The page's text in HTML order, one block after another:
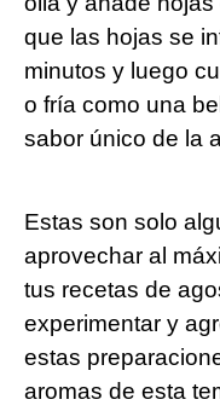
que las hojas se
minutos y luego
o fría como una
sabor único de la
Estas son solo
aprovechar al
tus recetas de
experimentar y
estas
aromas de esta